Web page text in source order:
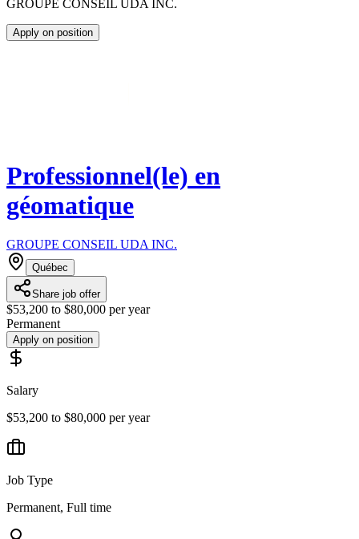
GROUPE CONSEIL UDA INC.
Apply on position
Professionnel(le) en
géomatique
GROUPE CONSEIL UDA INC.
Québec
Share job offer
$53,200 to $80,000 per year
Permanent
Apply on position
Salary
$53,200 to $80,000 per year
Job Type
Permanent, Full time